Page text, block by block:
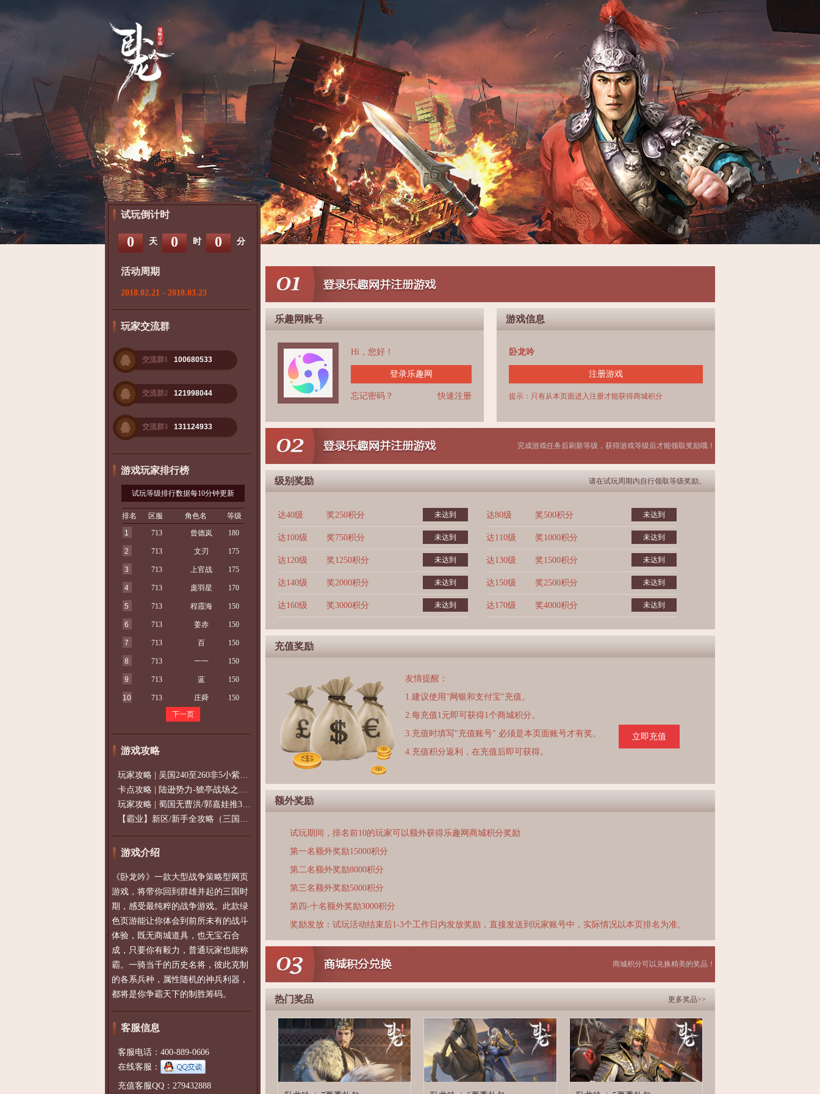
试玩倒计时
0 天 0 时 0 分
活动周期
2018.02.21 - 2018.03.23
玩家交流群
交流群1 100680533
交流群2 121998044
交流群3 131124933
游戏玩家排行榜
试玩等级排行数据每10分钟更新
排名 区服 角色名
等级
1
713 曾德岚 180
2 713 文刃 175
3 713 上官战 175
4 713 庞羽星 170
5 713 程霞海 150
6 713 姜赤 150
7 713 百 150
8 713 一一 150
9 713 蓝 150
10 713 庄舜
150
下一页
游戏攻略
玩家攻略 | 吴国240至260非5小紫过策免
卡点攻略 | 陆逊势力-猇亭战场之陆逊
玩家攻略 | 蜀国无曹洪/郭嘉娃推375级，
【霸业】新区/新手全攻略（三国通用）2
游戏介绍
《卧龙吟》一款大型战争策略型网页
游戏，将带你回到群雄并起的三国时
期，感受最纯粹的战争游戏。此款绿
色页游能让你体会到前所未有的战斗
体验，既无商城道具，也无宝石合
成，只要你有毅力，普通玩家也能称
霸。一骑当千的历史名将，彼此克制
的各系兵种，属性随机的神兵利器，
都将是你争霸天下的制胜筹码。
客服信息
客服电话：400-889-0606
在线客服：
充值客服QQ：279432888
乐趣网账号
Hi，您好！
登录乐趣网
快速注册
忘记密码？
游戏信息
卧龙吟
注册游戏
提示：只有从本页面进入注册才能获得商城积分
完成游戏任务后刷新等级，获得游戏等级后才能领取奖励哦！
级别奖励 请在试玩周期内自行领取等级奖励。
达40级 奖250积分 未达到 达80级 奖500积分 未达到
达100级 奖750积分 未达到 达110级 奖1000积分 未达到
达120级 奖1250积分 未达到 达130级 奖1500积分 未达到
达140级 奖2000积分 未达到 达150级 奖2500积分 未达到
达160级 奖3000积分 未达到 达170级 奖4000积分 未达到
充值奖励
友情提醒：
1.建议使用"网银和支付宝"充值。
2.每充值1元即可获得1个商城积分。
3.充值时填写"充值账号" 必须是本页面账号才有奖。
4.充值积分返利，在充值后即可获得。
立即充值
额外奖励
试玩期间，排名前10的玩家可以额外获得乐趣网商城积分奖励
第一名额外奖励15000积分
第二名额外奖励8000积分
第三名额外奖励5000积分
第四-十名额外奖励3000积分
奖励发放：试玩活动结束后1-3个工作日内发放奖励，直接发送到玩家账号中，实际情况以本页排名为准。
商城积分可以兑换精美的奖品！
热门奖品 更多奖品>>